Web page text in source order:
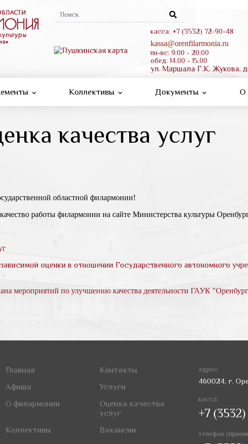
Форма
касса: +7 (3532) 72-90-48
kassa@orenfilarmonia.ru
пн-вс: 9:00 - 20:00
обед: 14.00 - 15.00
ул. Маршала Г.К. Жукова,
Коллективы Документы О
качества услуг
областной филармонии!
работы филармонии на сайте Министерства культуры
оценки в отношении Государственного автономного
мероприятий по улучшению качества деятельности ГАУК
Главная
Контакты
Афиша
Услуги
О филармонии
Оценка качества
услуг
Коллективы
Вакансии
адрес:
460024, г.
касса:
+7
телефон